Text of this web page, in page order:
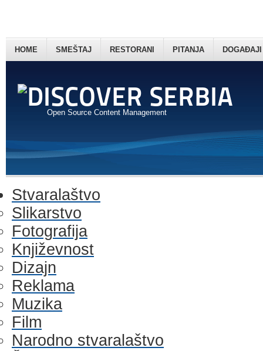
Open Source Content Management
HOME SMEŠTAJ RESTORANI PITANJA DOGAĐAJI
Stvaralaštvo
Slikarstvo
Fotografija
Književnost
Dizajn
Reklama
Muzika
Film
Narodno stvaralaštvo